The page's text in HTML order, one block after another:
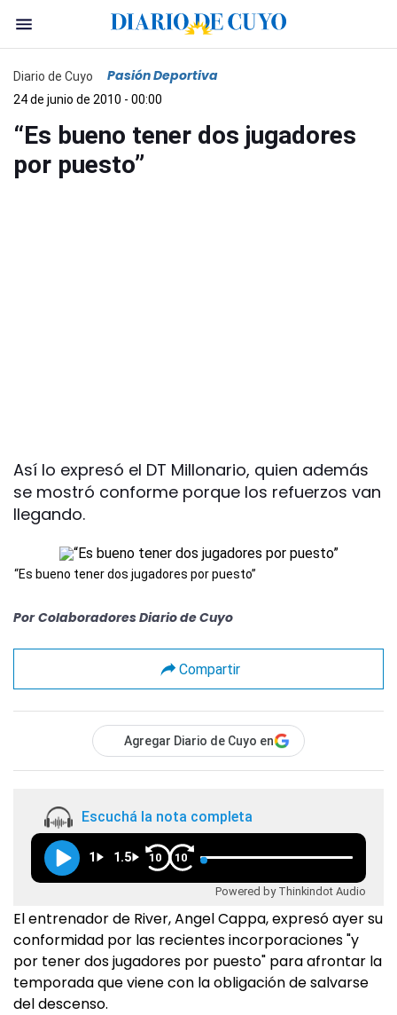
Diario de Cuyo Pasión Deportiva
24 de junio de 2010 - 00:00
“Es bueno tener dos jugadores
por puesto”
Así lo expresó el DT Millonario, quien además
se mostró conforme porque los refuerzos van
llegando.
“Es bueno tener dos jugadores por puesto”
Por Colaboradores Diario de Cuyo
Compartir
Agregar Diario de Cuyo en
Escuchá la nota completa
1 1.5 10 10
Powered by Thinkindot Audio
El entrenador de River, Angel Cappa, expresó ayer su
conformidad por las recientes incorporaciones "y
por tener dos jugadores por puesto" para afrontar la
temporada que viene con la obligación de salvarse
del descenso.